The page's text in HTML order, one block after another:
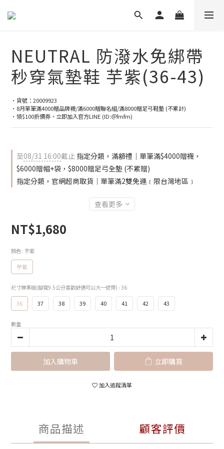
NEUTRAL 防潑水免綁帶
秒穿氣墊鞋 芋紫(36-43)
•貨號：20009923
•8月單筆滿4000贈品牌襪/滿6000贈聯名組/滿8000贈足弓鞋墊 (不累計)
•領$100折價券，立即加入官方LINE (ID:＠fmfm)
至08/31 16:00截止 指定分類，滿額禮｜單筆滿$4000贈襪，
$6000贈帽+袋，$8000贈足弓全墊 (不累贈)
指定分類，官網超商取貨｜單筆滿2雙免運﹝限台灣地區﹞
查看更多
NT$1,680
顏色 : 芋紫
芋紫
尺寸標準版(腳寬9.5公分喜歡舒適可以大一號帶) : 36
36 37 38 39 40 41 42 43
數量
加入購物車 立即購買
加入追蹤清單
商品描述 顧客評價